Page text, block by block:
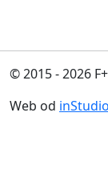
© 2015 - 2026
Web od inStudio